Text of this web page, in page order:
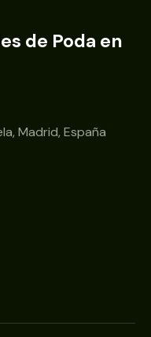
de Poda en
Madrid, España